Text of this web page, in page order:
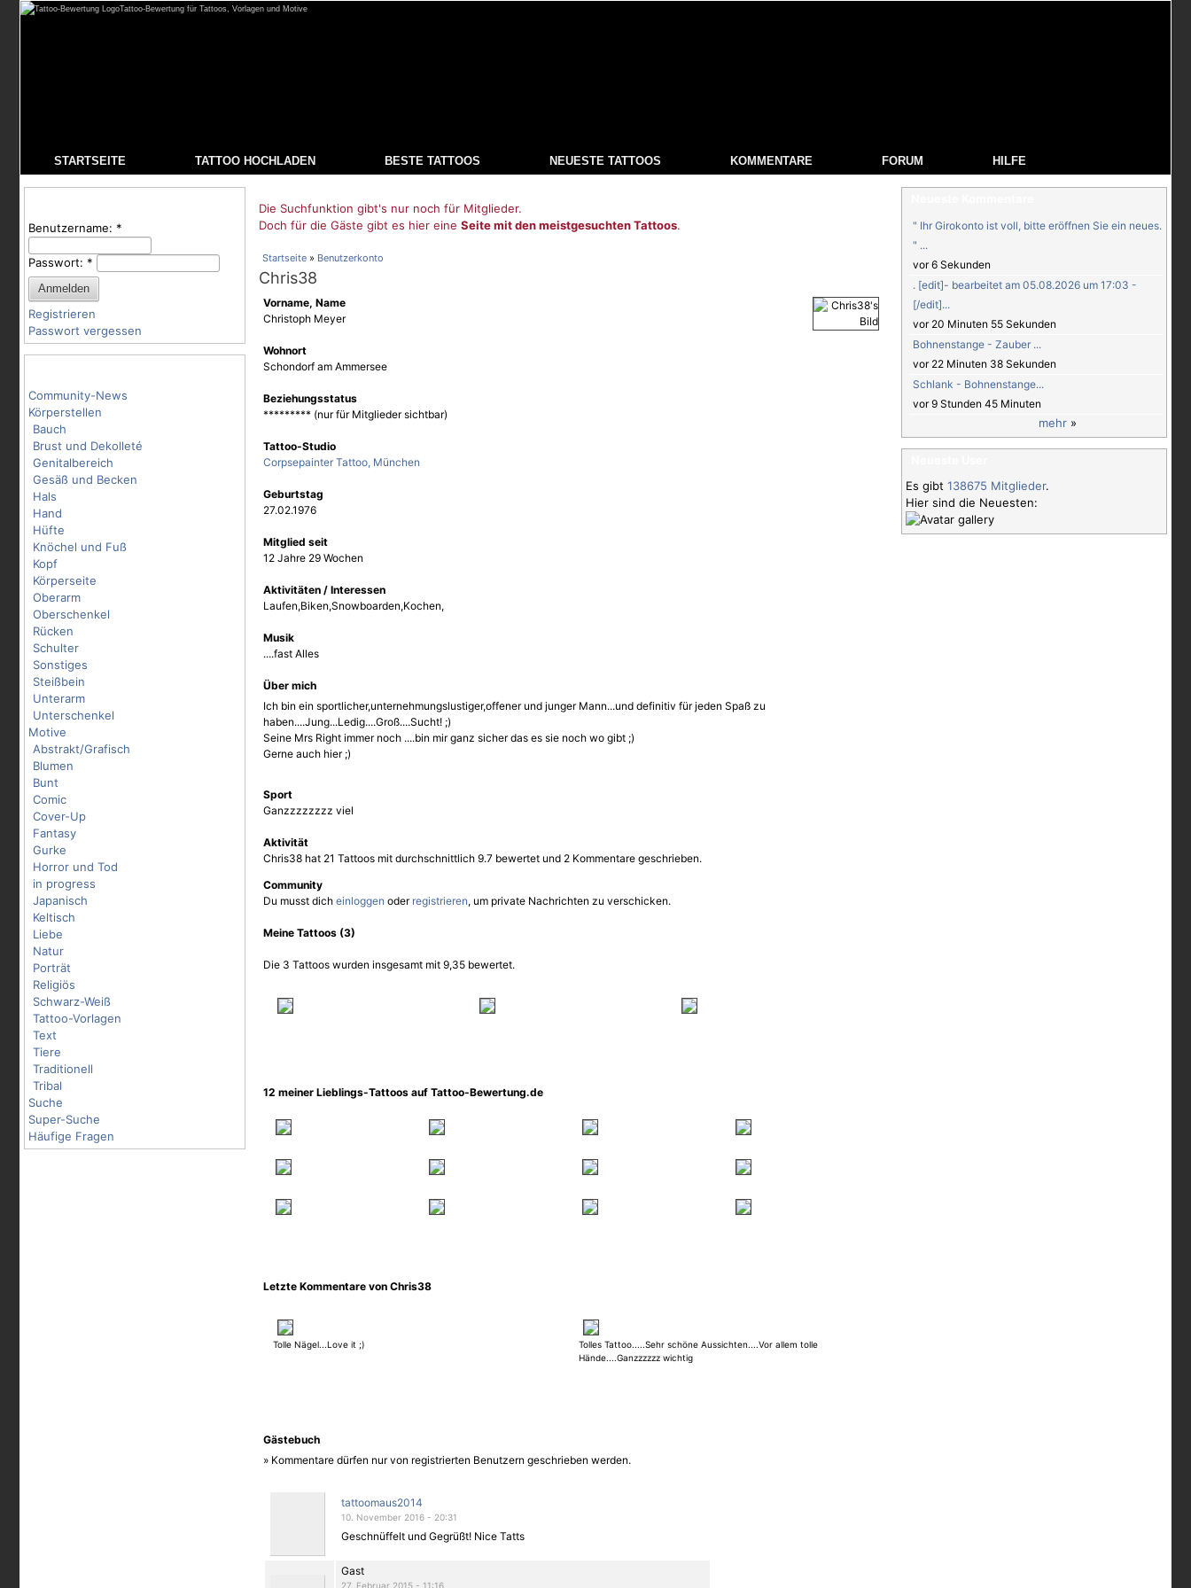
Tattoo-Bewertung für Tattoos, Vorlagen und Motive
STARTSEITE TATTOO HOCHLADEN BESTE TATTOOS NEUESTE TATTOOS KOMMENTARE FORUM HILFE
Benutzername: *
Passwort: *
Registrieren
Passwort vergessen
Community-News
Körperstellen
Bauch
Brust und Dekolleté
Genitalbereich
Gesäß und Becken
Hals
Hand
Hüfte
Knöchel und Fuß
Kopf
Körperseite
Oberarm
Oberschenkel
Rücken
Schulter
Sonstiges
Steißbein
Unterarm
Unterschenkel
Motive
Abstrakt/Grafisch
Blumen
Bunt
Comic
Cover-Up
Fantasy
Gurke
Horror und Tod
in progress
Japanisch
Keltisch
Liebe
Natur
Porträt
Religiös
Schwarz-Weiß
Tattoo-Vorlagen
Text
Tiere
Traditionell
Tribal
Suche
Super-Suche
Häufige Fragen
Die Suchfunktion gibt's nur noch für Mitglieder.
Doch für die Gäste gibt es hier eine Seite mit den meistgesuchten Tattoos.
Startseite » Benutzerkonto
Chris38
Vorname, Name
Christoph Meyer
Wohnort
Schondorf am Ammersee
Beziehungsstatus
********* (nur für Mitglieder sichtbar)
Tattoo-Studio
Corpsepainter Tattoo, München
Geburtstag
27.02.1976
Mitglied seit
12 Jahre 29 Wochen
Aktivitäten / Interessen
Laufen,Biken,Snowboarden,Kochen,
Musik
....fast Alles
Über mich
Ich bin ein sportlicher,unternehmungslustiger,offener und junger Mann...und definitiv für jeden Spaß zu
haben....Jung...Ledig....Groß....Sucht! ;)
Seine Mrs Right immer noch ....bin mir ganz sicher das es sie noch wo gibt ;)
Gerne auch hier ;)
Sport
Ganzzzzzzzz viel
Aktivität
Chris38 hat 21 Tattoos mit durchschnittlich 9.7 bewertet und 2 Kommentare geschrieben.
Community
Du musst dich einloggen oder registrieren, um private Nachrichten zu verschicken.
Meine Tattoos (3)
Die 3 Tattoos wurden insgesamt mit 9,35 bewertet.
12 meiner Lieblings-Tattoos auf Tattoo-Bewertung.de
Letzte Kommentare von Chris38
Tolle Nägel...Love it ;)
Tolles Tattoo.....Sehr schöne Aussichten....Vor allem tolle
Hände....Ganzzzzzz wichtig
Gästebuch
» Kommentare dürfen nur von registrierten Benutzern geschrieben werden.
tattoomaus2014
10. November 2016 - 20:31
Geschnüffelt und Gegrüßt! Nice Tatts
Gast
27. Februar 2015 - 11:16
" Ihr Girokonto ist voll, bitte eröffnen Sie ein neues.
" ...
vor 6 Sekunden
. [edit]- bearbeitet am 05.08.2026 um 17:03 -
[/edit]...
vor 20 Minuten 55 Sekunden
Bohnenstange - Zauber ...
vor 22 Minuten 38 Sekunden
Schlank - Bohnenstange...
vor 9 Stunden 45 Minuten
mehr »
Es gibt 138675 Mitglieder.
Hier sind die Neuesten: